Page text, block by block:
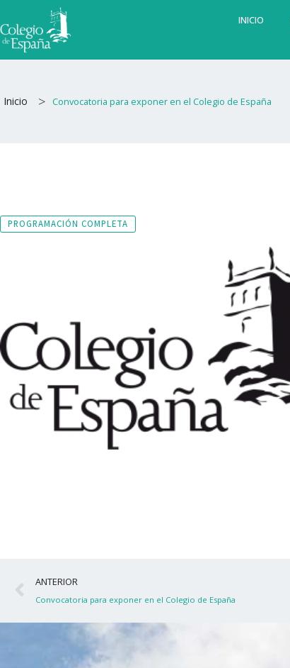
al
contenido
INICIO
Inicio > Convocatoria para exponer en el Colegio de España
PROGRAMACIÓN COMPLETA
Ant
ANTERIOR
Convocatoria para exponer en el Colegio de España